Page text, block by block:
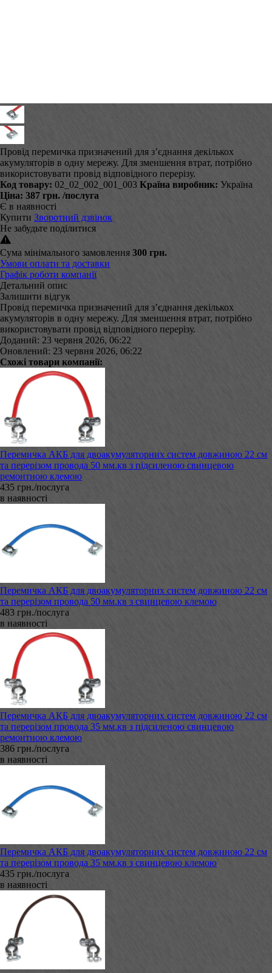
Провід перемичка призначений для з’єднання декількох
акумуляторів в одну мережу. Для зменшення втрат, потрібно
використовувати провід відповідного перерізу.
Код товару: 02_02_002_001_003 Країна виробник: Україна
Ціна: 387 грн. /послуга
Є в наявності
Купити Зворотний дзвінок
Не забудьте поділитися
Сума мінімального замовлення 300 грн.
Умови оплати та доставки
Графік роботи компанії
Детальний опис
Залишити відгук
Провід перемичка призначений для з’єднання декількох
акумуляторів в одну мережу. Для зменшення втрат, потрібно
використовувати провід відповідного перерізу.
Доданий: 23 червня 2026, 06:22
Оновлений: 23 червня 2026, 06:22
Схожі товари компанії:
Перемичка АКБ для двоакумуляторних систем довжиною 22 см
та перерізом провода 50 мм.кв з підсиленою свинцевою
ремонтною клемою
435 грн./послуга
в наявності
Перемичка АКБ для двоакумуляторних систем довжиною 22 см
та перерізом провода 50 мм.кв з свинцевою клемою
483 грн./послуга
в наявності
Перемичка АКБ для двоакумуляторних систем довжиною 22 см
та перерізом провода 35 мм.кв з підсиленою свинцевою
ремонтною клемою
386 грн./послуга
в наявності
Перемичка АКБ для двоакумуляторних систем довжиною 22 см
та перерізом провода 35 мм.кв з свинцевою клемою
435 грн./послуга
в наявності